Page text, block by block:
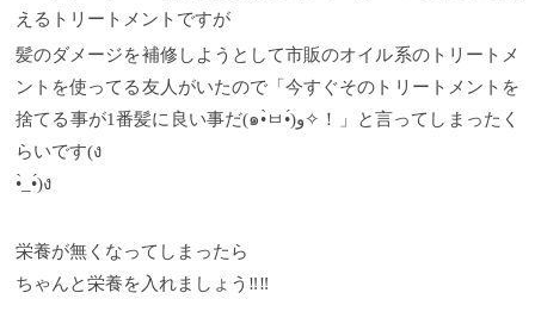
えるトリートメントですが
髪のダメージを補修しようとして市販のオイル系のトリートメ
ントを使ってる友人がいたので「今すぐそのトリートメントを
捨てる事が1番髪に良い事だ(๑•̀ㅂ•́)و✧！」と言ってしまったく
らいです(ง
•̀_•́)ง
栄養が無くなってしまったら
ちゃんと栄養を入れましょう‼︎‼︎